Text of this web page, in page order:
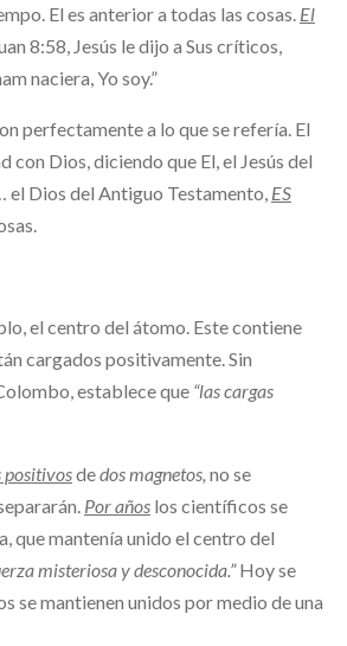
El es anterior a todas las cosas. El
8:58, Jesús le dijo a Sus críticos,
naciera, Yo soy.”
perfectamente a lo que se refería. El
con Dios, diciendo que El, el Jesús del
el Dios del Antiguo Testamento, ES
el centro del átomo. Este contiene
cargados positivamente. Sin
establece que “las cargas
positivosdedos magnetos, no se
Por añoslos científicos se
que mantenía unido el centro del
misteriosa y desconocida.”Hoy se
se mantienen unidos por medio de una